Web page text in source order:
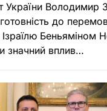
України Володимир
до
Ізраїлю Беньяміном
значний вплив…